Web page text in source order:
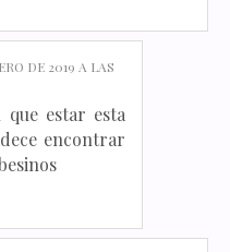
DE 2019 A LAS
que estar esta
encontrar